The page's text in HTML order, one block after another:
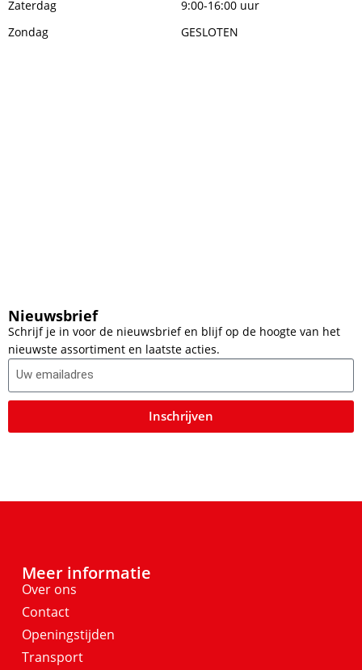
Zaterdag
9:00-16:00 uur
Zondag
GESLOTEN
Nieuwsbrief
Schrijf je in voor de nieuwsbrief en blijf op de hoogte van het
nieuwste assortiment en laatste acties.
Inschrijven
Meer informatie
Over ons
Contact
Openingstijden
Transport